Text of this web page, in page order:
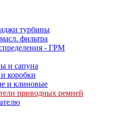
турбины
фильтра
- ГРМ
и сапуна
коробки
и клиновые
приводных ремней